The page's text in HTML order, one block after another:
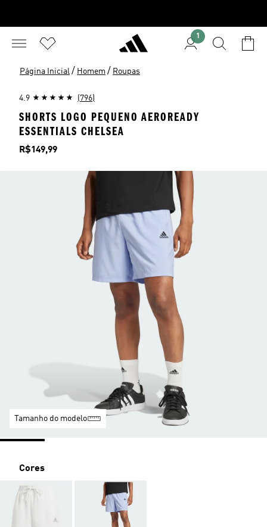
1
Página Inicial / Homem / Roupas
4.9 (796)
SHORTS LOGO PEQUENO AEROREADY
ESSENTIALS CHELSEA
Preço
R$149,99
Tamanho do modelo
Cores